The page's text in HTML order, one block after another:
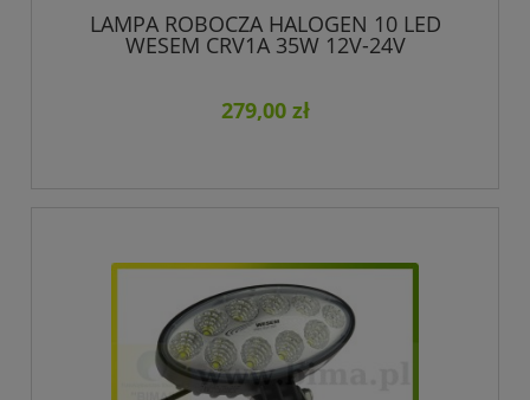
LAMPA ROBOCZA HALOGEN 10 LED
WESEM CRV1A 35W 12V-24V
279,00 zł